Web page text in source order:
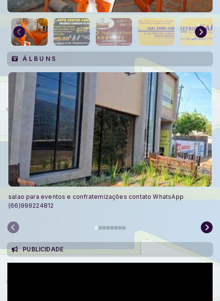
Á L B U N S
salao para eventos e confraternizações contato WhatsApp
(66)999224812
PUBLICIDADE